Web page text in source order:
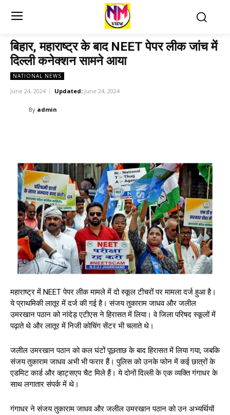
बिहार, महाराष्ट्र के बाद NEET पेपर लीक जांच में
दिल्ली कनेक्शन सामने आया
NATIONAL NEWS
June 24, 2024 Updated: June 24, 2024
By admin
महाराष्ट्र में NEET पेपर लीक मामले में दो स्कूल टीचरों पर मामला दर्ज हुआ है।
ये प्राथमिकी लातूर में दर्ज की गई है। संजय तुकाराम जाधव और जलील
उमरखान पठान को नांदेड़ एटीएस ने हिरासत में लिया। वे जिला परिषद स्कूलों में
पढ़ाते थे और लातूर में निजी कोचिंग सेंटर भी चलाते थे।
जलील उमरखान पठान को कल घंटों पूछताछ के बाद हिरासत में लिया गया, जबकि
संजय तुकाराम जाधव अभी भी फरार हैं। पुलिस को उनके फोन में कई छात्रों के
एडमिट कार्ड और व्हाट्सएप चैट मिले हैं। ये दोनों दिल्ली के एक व्यक्ति गंगाधर के
साथ लगातार संपर्क में थे।
गंगाधर ने संजय तुकाराम जाधव और जलील उमरखान पठान को उन अभ्यर्थियों